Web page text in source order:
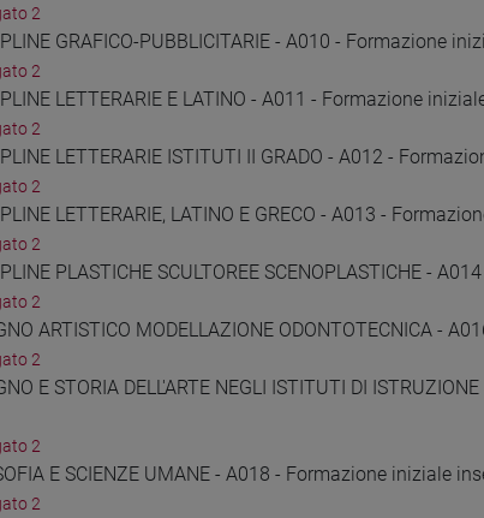
2
GRAFICO-PUBBLICITARIE - A010 - Formazione
2
LETTERARIE E LATINO - A011 - Formazione
2
LETTERARIE ISTITUTI II GRADO - A012 -
2
LETTERARIE, LATINO E GRECO - A013 -
2
PLASTICHE SCULTOREE SCENOPLASTICHE -
2
ARTISTICO MODELLAZIONE ODONTOTECNICA -
2
E STORIA DELL'ARTE NEGLI ISTITUTI DI
2
E SCIENZE UMANE - A018 - Formazione iniziale
2